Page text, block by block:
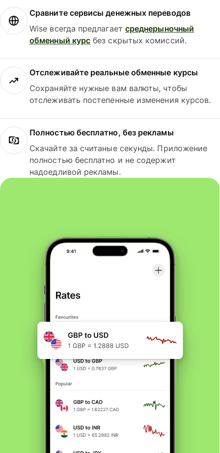
Сравните сервисы денежных переводов
Wise всегда предлагает среднерыночный
обменный курс без скрытых комиссий.
Отслеживайте реальные обменные курсы
Сохраняйте нужные вам валюты, чтобы
отслеживать постепенные изменения курсов.
Полностью бесплатно, без рекламы
Скачайте за считаные секунды. Приложение
полностью бесплатно и не содержит
надоедливой рекламы.